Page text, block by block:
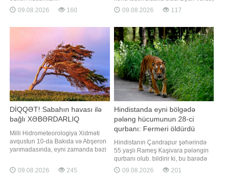
intensivləşməsindən narahat
olduğu üçün ticarət gəmilərinin
verir ki, bu barədə mənbələrə
istinadən "Bloomberg" agentliyi
məlumat yayıb. Türkiyənin Sahil
09.08.2026 160
nəticədə fermerlərə dəyən itkilərin
kompensasiyası üçün milyardlarla
bunu Fransanın ən böyük kənd
təsərrüfatı həmkarlar ittifaqının
rəhbəri Arno Russo "Franceinfo"
09.08.2026 117
DİQQƏT! Sabahın havası ilə
bağlı XƏBƏRDARLIQ
Milli Hidrometeorologiya Xidməti
avqustun 10-da Bakıda və Abşeron
yarımadasında, eyni zamanda bəzi
şəraiti ilə bağlı sarı xəbərdarlıq
edib. Bu barədə BİG.AZ-a Milli
09.08.2026 245
Hindistanda eyni bölgədə
pələng hücumunun 28-ci
qurbanı: Fermeri öldürdü
Hindistanın Çandrapur şəhərində
55 yaşlı Rameş Kaşivara pələngin
qurbanı olub. bildirir ki, bu barədə
"Times of India" nəşri məlumat
yayıb. Məlumata görə, fermer əkin
09.08.2026 201